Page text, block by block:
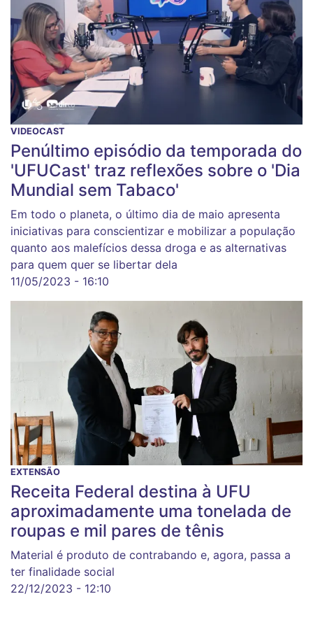
VIDEOCAST
Penúltimo episódio da temporada do
'UFUCast' traz reflexões sobre o 'Dia
Mundial sem Tabaco'
Em todo o planeta, o último dia de maio apresenta
iniciativas para conscientizar e mobilizar a população
quanto aos malefícios dessa droga e as alternativas
para quem quer se libertar dela
11/05/2023 - 16:10
EXTENSÃO
Receita Federal destina à UFU
aproximadamente uma tonelada de
roupas e mil pares de tênis
Material é produto de contrabando e, agora, passa a
ter finalidade social
22/12/2023 - 12:10